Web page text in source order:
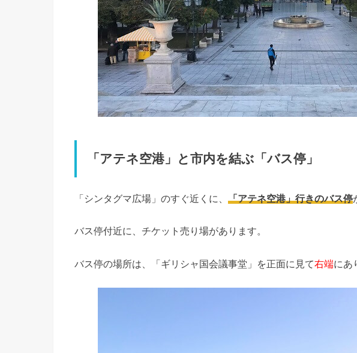
「アテネ空港」と市内を結ぶ「バス停」
「シンタグマ広場」のすぐ近くに、 「アテネ空港」行きのバス停
バス停付近に、チケット売り場があります。
バス停の場所は、「ギリシャ国会議事堂」を正面に見て右端にあ